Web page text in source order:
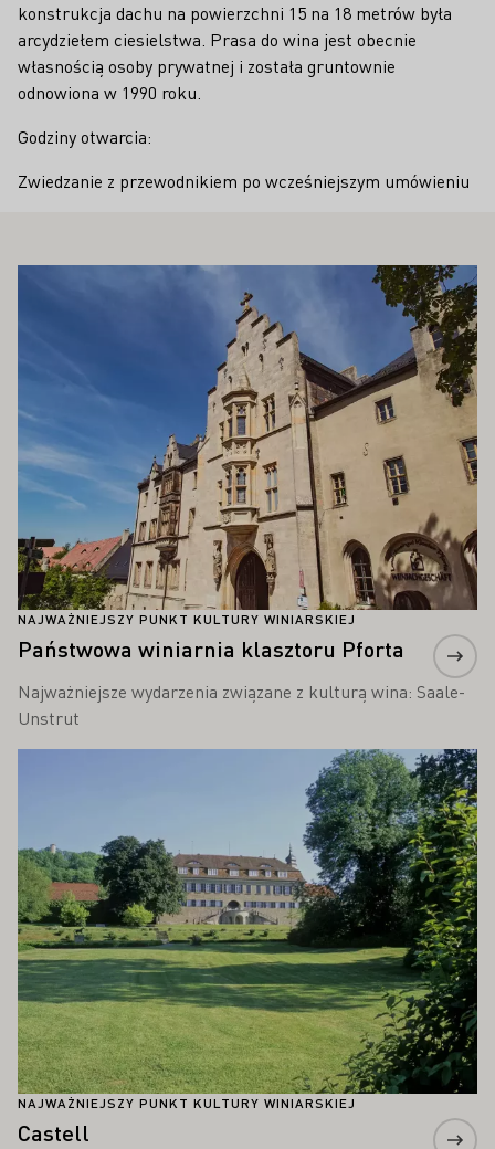
konstrukcja dachu na powierzchni 15 na 18 metrów była
arcydziełem ciesielstwa. Prasa do wina jest obecnie
własnością osoby prywatnej i została gruntownie
odnowiona w 1990 roku.
Godziny otwarcia:
Zwiedzanie z przewodnikiem po wcześniejszym umówieniu
ZAINTERESOWAĆ
NAJWAŻNIEJSZY PUNKT KULTURY WINIARSKIEJ
Państwowa winiarnia klasztoru Pforta
Najważniejsze wydarzenia związane z kulturą wina: Saale-
Unstrut
Proszę dowiedzieć się więcej
NAJWAŻNIEJSZY PUNKT KULTURY WINIARSKIEJ
Castell